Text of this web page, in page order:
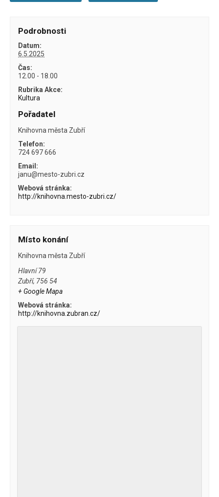
Podrobnosti
Datum:
6.5.2025
Čas:
12.00 - 18.00
Rubrika Akce:
Kultura
Pořadatel
Knihovna města Zubří
Telefon:
724 697 666
Email:
janu@mesto-zubri.cz
Webová stránka:
http://knihovna.mesto-zubri.cz/
Místo konání
Knihovna města Zubří
Hlavní 79
Zubří, 756 54
+ Google Mapa
Webová stránka:
http://knihovna.zubran.cz/